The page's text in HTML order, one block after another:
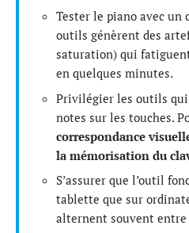
Tester le piano avec un
outils génèrent des
saturation) qui
en quelques minutes.
Privilégier les outils
notes sur les touches.
correspondance
la mémorisation du
S’assurer que l’outil
tablette que sur
alternent souvent entre